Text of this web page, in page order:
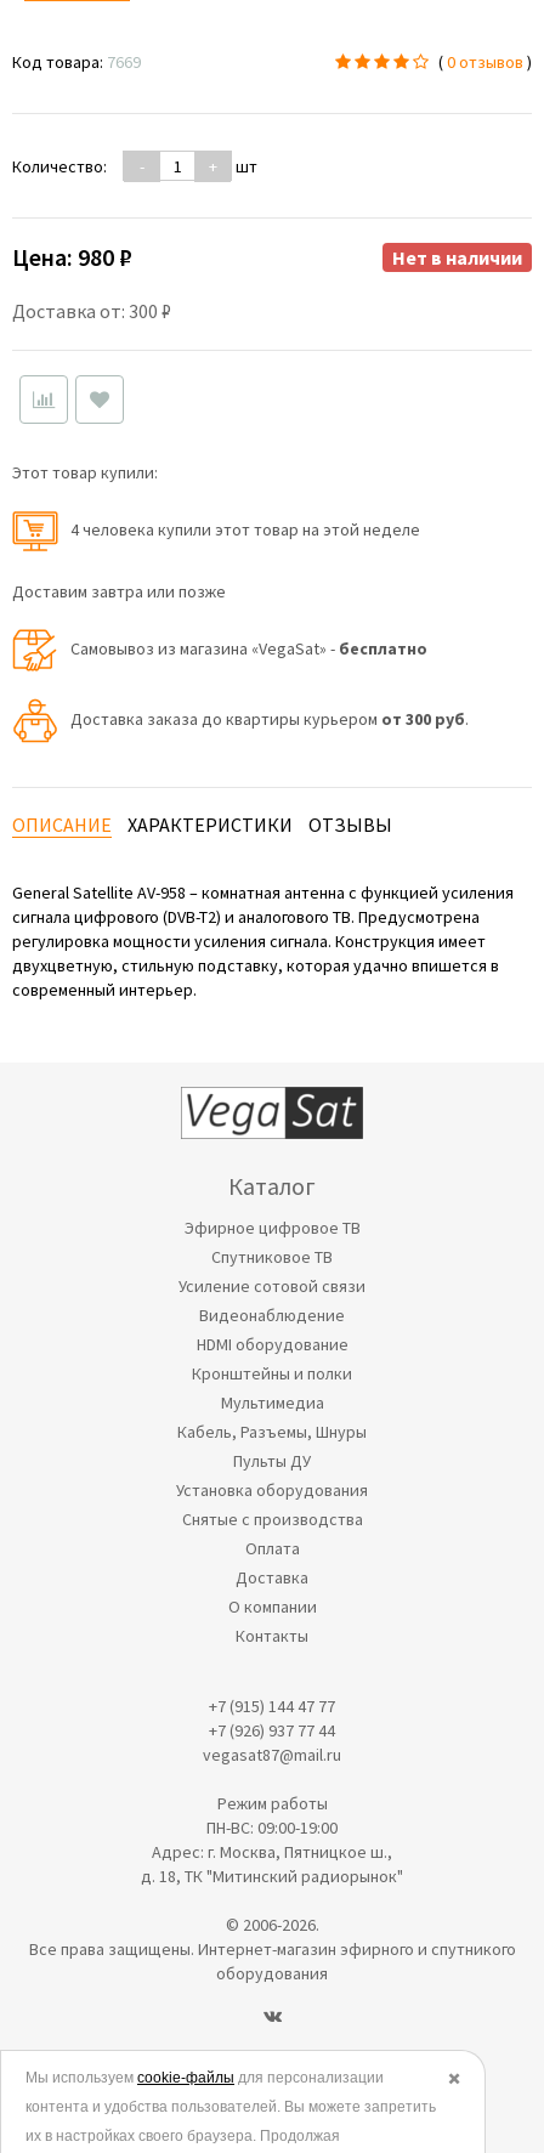
Код товара: 7669 (0 отзывов )
Количество: - + шт
Цена: 980 ₽
Доставка от: 300 ₽
Нет в наличии
Этот товар купили:
4 человекa купили этот товар на этой неделе
Доставим завтра или позже
Самовывоз из магазина «VegaSat» - бесплатно
Доставка заказа до квартиры курьером от 300 руб.
ОПИСАНИЕ ХАРАКТЕРИСТИКИ ОТЗЫВЫ
General Satellite AV-958 – комнатная антенна с функцией усиления
сигнала цифрового (DVB-T2) и аналогового ТВ. Предусмотрена
регулировка мощности усиления сигнала. Конструкция имеет
двухцветную, стильную подставку, которая удачно впишется в
современный интерьер.
Каталог
Эфирное цифровое ТВ
Спутниковое ТВ
Усиление сотовой связи
Видеонаблюдение
HDMI оборудование
Кронштейны и полки
Мультимедиа
Кабель, Разъемы, Шнуры
Пульты ДУ
Установка оборудования
Снятые с производства
Оплата
Доставка
О компании
Контакты
+7 (915) 144 47 77
+7 (926) 937 77 44
vegasat87@mail.ru
Режим работы
ПН-ВС: 09:00-19:00
Адрес: г. Москва, Пятницкое ш.,
д. 18, ТК "Митинский радиорынок"
© 2006-2026.
Все права защищены. Интернет-магазин эфирного и спутникого
оборудования
Политика в отношении обработки персональных данных
Согласие на обработку персональных данных
✖️
Мы используем cookie-файлы для персонализации
контента и удобства пользователей. Вы можете запретить
их в настройках своего браузера. Продолжая